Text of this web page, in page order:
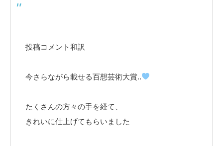
投稿コメント和訳
今さらながら載せる百想芸術大賞..
たくさんの方々の手を経て、
きれいに仕上げてもらいました